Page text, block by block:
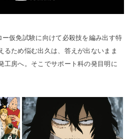
仮免試験に向けて必殺技を編み出す特
るため悩む出久は、答えが出ないまま
工房へ。そこでサポート科の発目明に